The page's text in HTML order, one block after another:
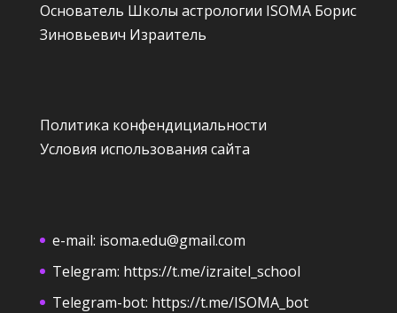
Основатель Школы астрологии ISOMA Борис
Зиновьевич Израитель
Политика конфендициальности
Условия использования сайта
e-mail: isoma.edu@gmail.com
Telegram: https://t.me/izraitel_school
Telegram-bot: https://t.me/ISOMA_bot